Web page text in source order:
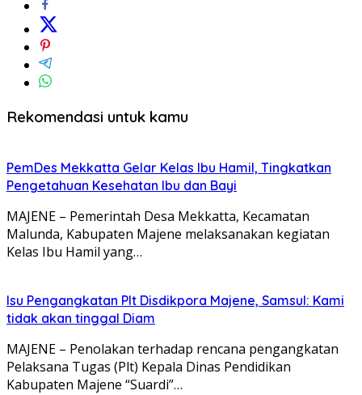
Rekomendasi untuk kamu
PemDes Mekkatta Gelar Kelas Ibu Hamil, Tingkatkan
Pengetahuan Kesehatan Ibu dan Bayi
MAJENE – Pemerintah Desa Mekkatta, Kecamatan
Malunda, Kabupaten Majene melaksanakan kegiatan
Kelas Ibu Hamil yang…
Isu Pengangkatan Plt Disdikpora Majene, Samsul: Kami
tidak akan tinggal Diam
MAJENE – Penolakan terhadap rencana pengangkatan
Pelaksana Tugas (Plt) Kepala Dinas Pendidikan
Kabupaten Majene “Suardi”…